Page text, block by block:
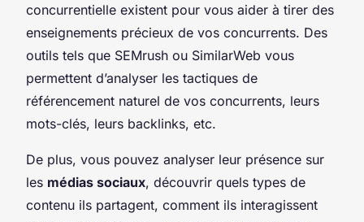
concurrentielle existent pour vous aider à tirer des
enseignements précieux de vos concurrents. Des
outils tels que SEMrush ou SimilarWeb vous
permettent d’analyser les tactiques de
référencement naturel de vos concurrents, leurs
mots-clés, leurs backlinks, etc.
De plus, vous pouvez analyser leur présence sur
les médias sociaux, découvrir quels types de
contenu ils partagent, comment ils interagissent